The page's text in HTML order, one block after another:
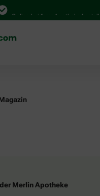
Online bei Ihrer Apotheke bestellen
Merlin Apotheke